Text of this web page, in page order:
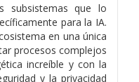
subsistemas que lo
para la IA.
en una única
procesos complejos
increíble y con la
y la privacidad